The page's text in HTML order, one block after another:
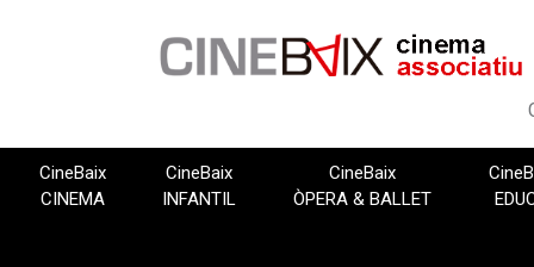
CineBaix
CINEMA
CineBaix
INFANTIL
CineBaix
ÒPERA & BALLET